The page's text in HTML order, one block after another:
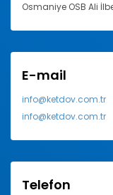
Osmaniye OSB Ali
E-mail
info@ketdov.com.tr
info@ketdov.com.tr
Telefon